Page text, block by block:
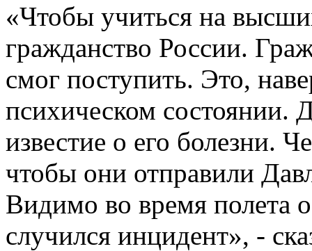
«Чтобы учиться на
гражданство России.
смог поступить. Это,
психическом состоянии.
известие о его болезни.
чтобы они отправили
Видимо во время полета
случился инцидент», -